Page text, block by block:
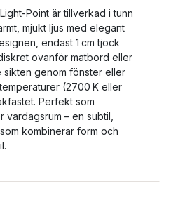
är tillverkad i tunn
mjukt ljus med elegant
endast 1 cm tjock
ovanför matbord eller
genom fönster eller
(2700 K eller
Perfekt som
– en subtil,
kombinerar form och